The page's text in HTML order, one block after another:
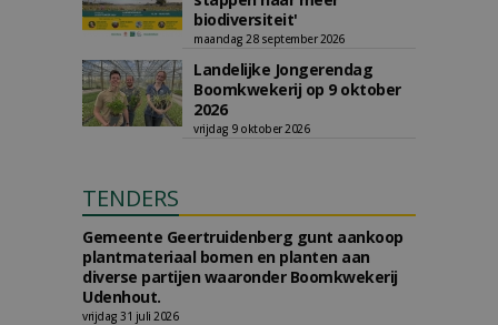
biodiversiteit'
maandag 28 september 2026
Landelijke Jongerendag
Boomkwekerij op 9 oktober
2026
vrijdag 9 oktober 2026
TENDERS
Gemeente Geertruidenberg gunt aankoop
plantmateriaal bomen en planten aan
diverse partijen waaronder Boomkwekerij
Udenhout.
vrijdag 31 juli 2026